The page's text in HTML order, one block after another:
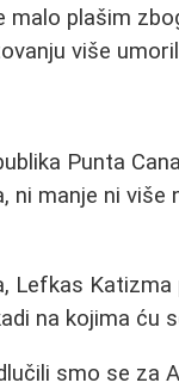
malo plašim
više
Punta
ni manje ni više
Lefkas Katizma
na kojima ću
smo se za